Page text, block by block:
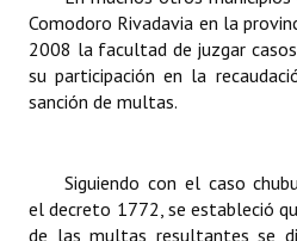
Comodoro Rivadavia en la
2008 la facultad de juzgar
su participación en la
sanción de multas.
Siguiendo con el caso
el decreto 1772, se estableció
de las multas resultantes se